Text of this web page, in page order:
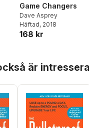
antal röster:
Game Changers
Dave Asprey
Häftad, 2018
168 kr
är